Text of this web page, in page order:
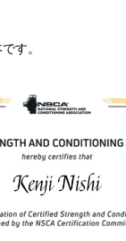
す。